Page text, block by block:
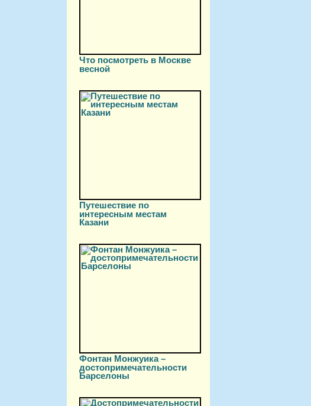
Что посмотреть в Москве
весной
Путешествие по
интересным местам
Казани
Фонтан Монжуика –
достопримечательности
Барселоны